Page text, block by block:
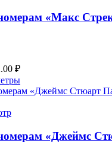
Опции
можно
товара.
«Макс
₽Диапазон
цен:
1437.00 ₽
Этот
товар
Опции
можно
«Джеймс